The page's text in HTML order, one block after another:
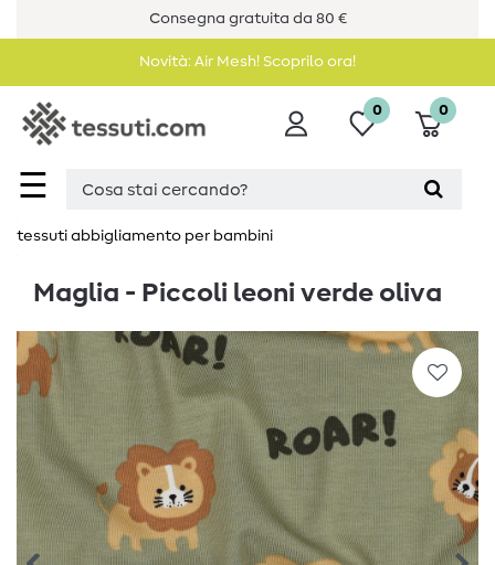
Consegna gratuita da 80 €
Novità: Air Mesh! Scoprilo ora!
☰
0 0
tessuti abbigliamento per bambini
Maglia - Piccoli leoni verde oliva